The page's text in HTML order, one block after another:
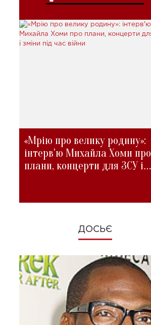
«Мрію про велику родину»:
інтерв'ю Михайла Хоми про
плани, концерти для ЗСУ і
ДОСЬЄ